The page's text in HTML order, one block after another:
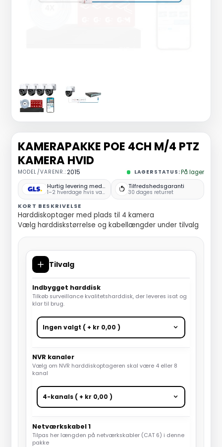
KAMERAPAKKE POE 4CH M/4 PTZ
KAMERA HVID
MODEL/VARENR.:2015 LAGERSTATUS:På lager
Hurtig levering med GLS
1–2 hverdage hvis varen er på lager
Tilfredshedsgaranti
30 dages returret
KORT BESKRIVELSE
Harddiskoptager med plads til 4 kamera
Vælg harddiskstørrelse og kabellængder under tilvalg
Tilvalg
Indbygget harddisk
Tilkøb surveillance kvalitetsharddisk, der leveres isat og
klar til brug.
NVR kanaler
Vælg om NVR harddiskoptageren skal være 4 eller 8
kanal
Netværkskabel 1
Tilpas her længden på netværkskabler (CAT 6) i denne
pakke